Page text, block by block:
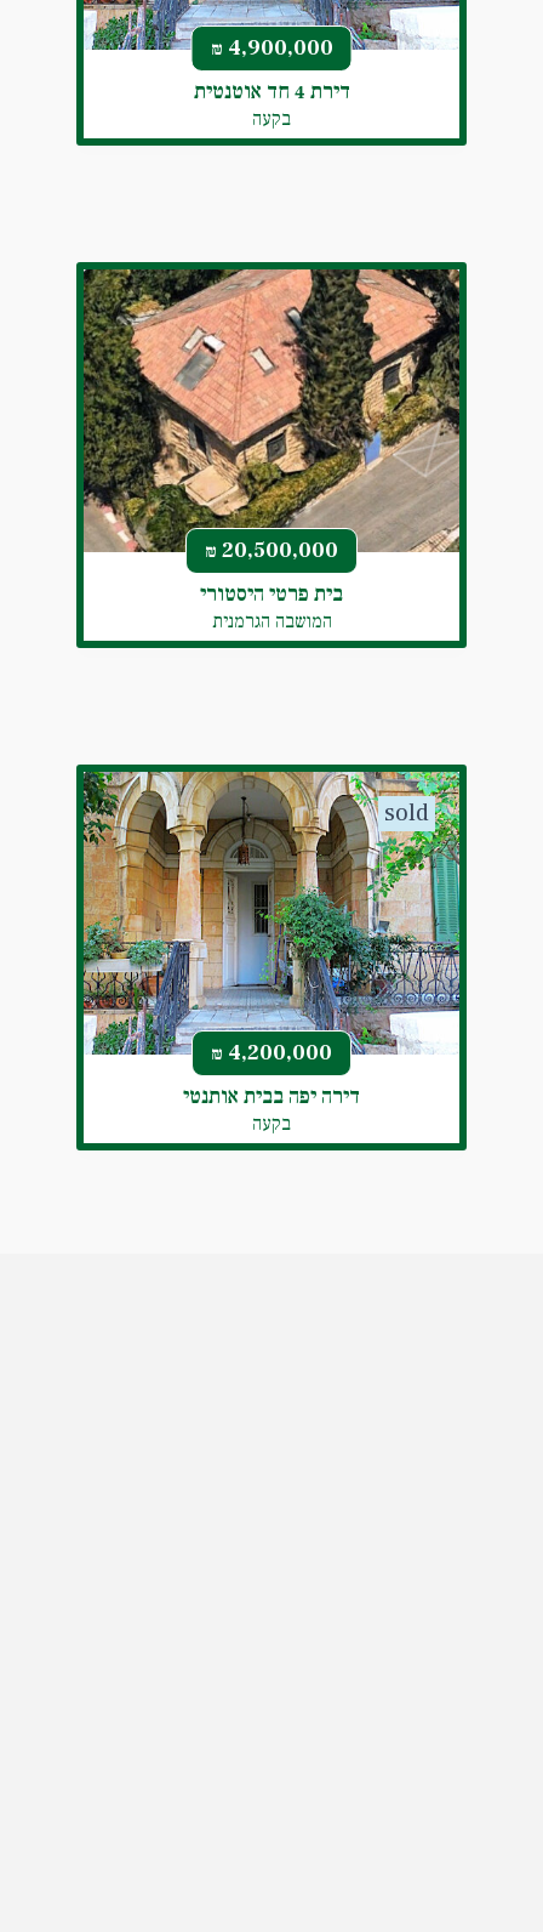
4,900,000
₪
דירת 4 חד אוטנטית
בקעה
20,500,000
₪
בית פרטי היסטורי
המושבה הגרמנית
sold
4,200,000
₪
דירה יפה בבית אותנטי
בקעה